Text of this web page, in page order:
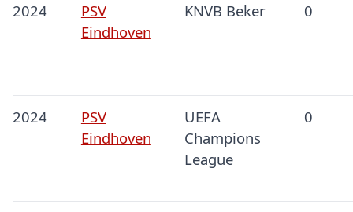
2024
PSV
Eindhoven
KNVB Beker 0
2024
PSV
Eindhoven
UEFA
Champions
League
0